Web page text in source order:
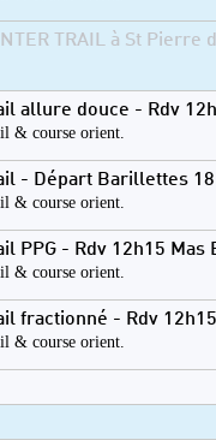
TRAIL à St
allure douce - Rdv
& course orient.
- Départ Barillettes
& course orient.
PPG - Rdv 12h15 Mas
& course orient.
fractionné - Rdv
& course orient.